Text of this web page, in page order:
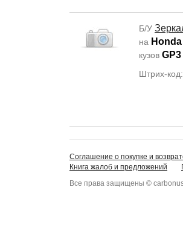
Б/У
на
кузов GP3
Штрих-
Соглашение о покупке и
Книга жалоб и предложений
Все права защищены ©